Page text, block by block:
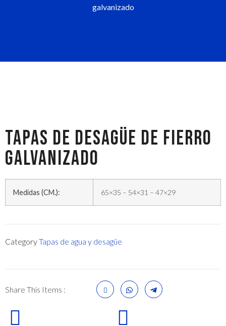
galvanizado
TAPAS DE DESAGÜE DE FIERRO
GALVANIZADO
Medidas (CM.): 65×35 – 54×31 – 47×29
CategoryTapas de agua y desagüe
Share This Items :